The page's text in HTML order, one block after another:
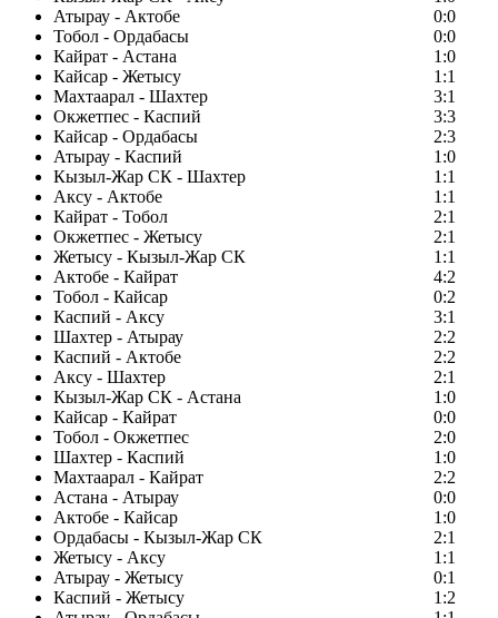
Атырау - Актобе
0:0
Тобол - Ордабасы
0:0
Кайрат - Астана
1:0
Кайсар - Жетысу
1:1
Махтаарал - Шахтер
3:1
Окжетпес - Каспий
3:3
Кайсар - Ордабасы
2:3
Атырау - Каспий
1:0
Кызыл-Жар СК - Шахтер
1:1
Аксу - Актобе
1:1
Кайрат - Тобол
2:1
Окжетпес - Жетысу
2:1
Жетысу - Кызыл-Жар СК
1:1
Актобе - Кайрат
4:2
Тобол - Кайсар
0:2
Каспий - Аксу
3:1
Шахтер - Атырау
2:2
Каспий - Актобе
2:2
Аксу - Шахтер
2:1
Кызыл-Жар СК - Астана
1:0
Кайсар - Кайрат
0:0
Тобол - Окжетпес
2:0
Шахтер - Каспий
1:0
Махтаарал - Кайрат
2:2
Астана - Атырау
0:0
Актобе - Кайсар
1:0
Ордабасы - Кызыл-Жар СК
2:1
Жетысу - Аксу
1:1
Атырау - Жетысу
0:1
Каспий - Жетысу
1:2